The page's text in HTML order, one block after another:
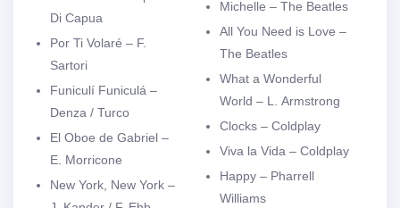
Di Capua
Por Ti Volaré – F.
Sartori
Funiculí Funiculá –
Denza / Turco
El Oboe de Gabriel –
E. Morricone
New York, New York –
Michelle – The Beatles
All You Need is Love –
The Beatles
What a Wonderful
World – L. Armstrong
Clocks – Coldplay
Viva la Vida – Coldplay
Happy – Pharrell
Williams